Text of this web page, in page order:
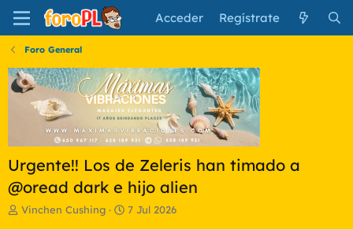
Acceder Regístrate
Foro General
Urgente!! Los de Zeleris han timado a
@oread dark e hijo alien
I
Vinchen Cushing
F
7 Jul 2026